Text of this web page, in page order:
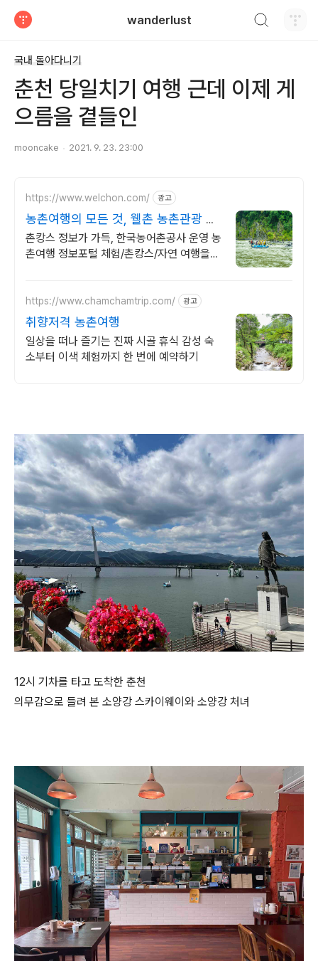
wanderlust
국내 돌아다니기
춘천 당일치기 여행 근데 이제 게
으름을 곁들인
mooncake 2021. 9. 23. 23:00
https://www.welchon.com/ 광고
농촌여행의 모든 것, 웰촌 농촌관광 가
는 주간
촌캉스 정보가 가득, 한국농어촌공사 운영 농
촌여행 정보포털 체험/촌캉스/자연 여행을
https://www.chamchamtrip.com/ 광고
취향저격 농촌여행
일상을 떠나 즐기는 진짜 시골 휴식 감성 숙
소부터 이색 체험까지 한 번에 예약하기
12시 기차를 타고 도착한 춘천
의무감으로 들려 본 소양강 스카이웨이와 소양강 처녀